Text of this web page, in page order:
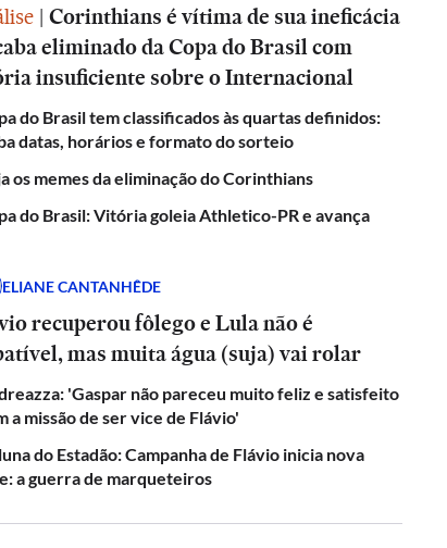
| Corinthians é vítima de sua ineficácia
eliminado da Copa do Brasil com
insuficiente sobre o Internacional
do Brasil tem classificados às quartas definidos:
datas, horários e formato do sorteio
os memes da eliminação do Corinthians
do Brasil: Vitória goleia Athletico-PR e avança
ELIANE CANTANHÊDE
recuperou fôlego e Lula não é
mas muita água (suja) vai rolar
'Gaspar não pareceu muito feliz e satisfeito
a missão de ser vice de Flávio'
do Estadão: Campanha de Flávio inicia nova
a guerra de marqueteiros